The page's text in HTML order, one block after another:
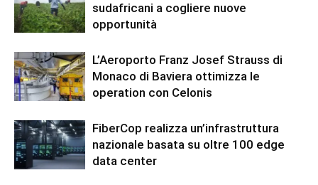
sudafricani a cogliere nuove
opportunità
L’Aeroporto Franz Josef Strauss di
Monaco di Baviera ottimizza le
operation con Celonis
FiberCop realizza un’infrastruttura
nazionale basata su oltre 100 edge
data center